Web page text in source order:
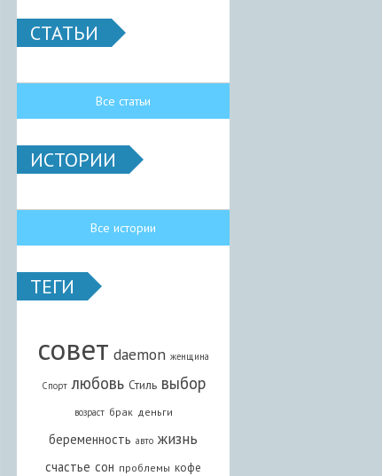
СТАТЬИ
Все статьи
ИСТОРИИ
Все истории
ТЕГИ
совет daemon женщина
Спорт любовь Стиль выбор
возраст брак деньги
беременность авто жизнь
счастье сон проблемы кофе